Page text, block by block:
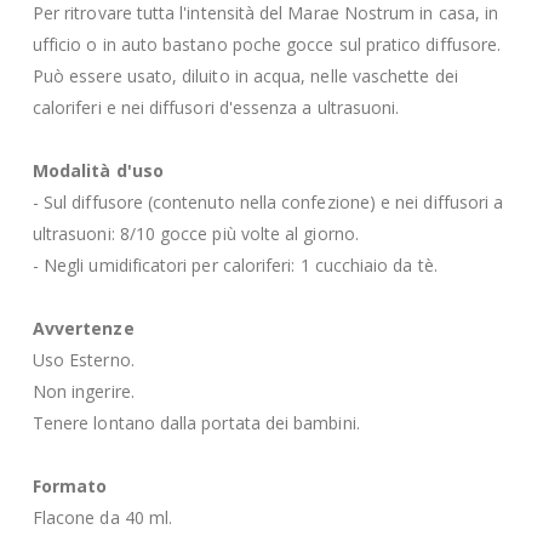
Per ritrovare tutta l'intensità del Marae Nostrum in casa, in
ufficio o in auto bastano poche gocce sul pratico diffusore.
Può essere usato, diluito in acqua, nelle vaschette dei
caloriferi e nei diffusori d'essenza a ultrasuoni.
Modalità d'uso
- Sul diffusore (contenuto nella confezione) e nei diffusori a
ultrasuoni: 8/10 gocce più volte al giorno.
- Negli umidificatori per caloriferi: 1 cucchiaio da tè.
Avvertenze
Uso Esterno.
Non ingerire.
Tenere lontano dalla portata dei bambini.
Formato
Flacone da 40 ml.